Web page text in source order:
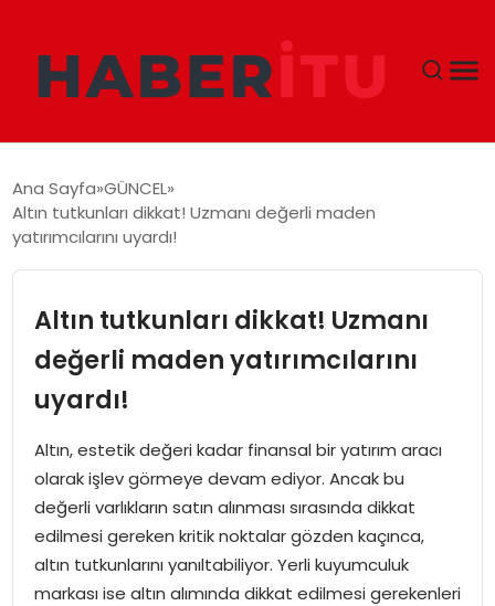
DÜNYA
TEKNOLOJI
EĞITIM
MAGAZIN
SPOR
Ana Sayfa GÜNCEL
Altın tutkunları dikkat! Uzmanı değerli maden
yatırımcılarını uyardı!
Altın tutkunları dikkat! Uzmanı
değerli maden yatırımcılarını
uyardı!
Altın, estetik değeri kadar finansal bir yatırım aracı
olarak işlev görmeye devam ediyor. Ancak bu
değerli varlıkların satın alınması sırasında dikkat
edilmesi gereken kritik noktalar gözden kaçınca,
altın tutkunlarını yanıltabiliyor. Yerli kuyumculuk
markası ise altın alımında dikkat edilmesi gerekenleri